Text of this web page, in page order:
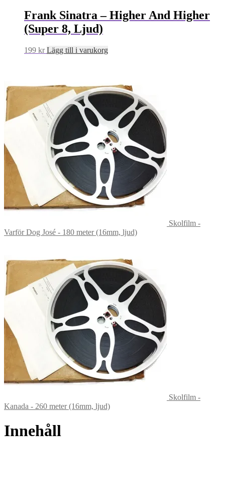
Frank Sinatra – Higher And Higher
(Super 8, Ljud)
199 kr Lägg till i varukorg
Skolfilm -
Varför Dog José - 180 meter (16mm, ljud)
Skolfilm -
Kanada - 260 meter (16mm, ljud)
Innehåll